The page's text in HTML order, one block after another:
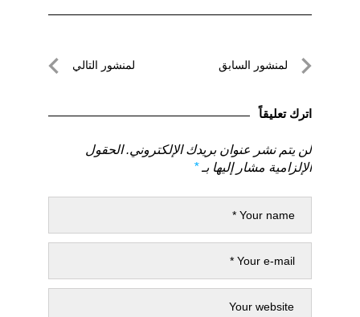
تصفّحلمنشور السابق
السابق
لمنشور التالي
اترك تعليقاً
لن يتم نشر عنوان بريدك الإلكتروني. الحقول
الإلزامية مشار إليها بـ*